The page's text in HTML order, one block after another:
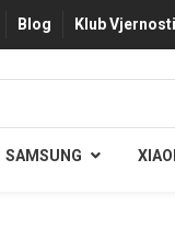
Blog Klub Vjernosti
SAMSUNG